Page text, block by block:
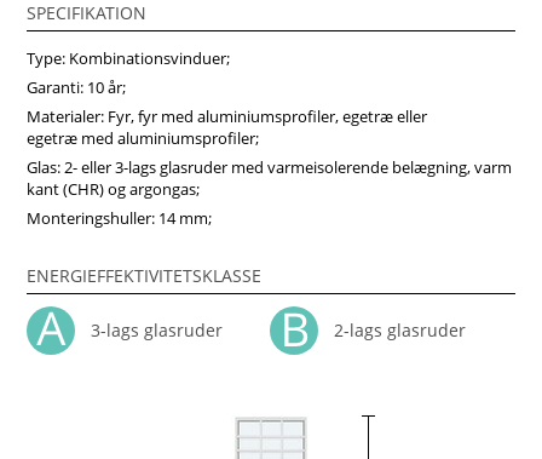
at vælge vores produkter fra midten af træ, som vil sikre
større produktstabilitet, holdbarhed og i høj grad forlænge
produktets levetid. Køb vinduer i Vinduerpro onlinebutik til
billige priser. Vi sikrer høj kombinationsvindue kvalitet og
hurtig levering.
SPECIFIKATION
Type: Kombinationsvinduer;
Garanti: 10 år;
Materialer: Fyr, fyr med aluminiumsprofiler, egetræ eller
egetræ med aluminiumsprofiler;
Glas: 2- eller 3-lags glasruder med varmeisolerende belægning, varm
kant (CHR) og argongas;
Monteringshuller: 14 mm;
ENERGIEFFEKTIVITETSKLASSE
3-lags glasruder 2-lags glasruder